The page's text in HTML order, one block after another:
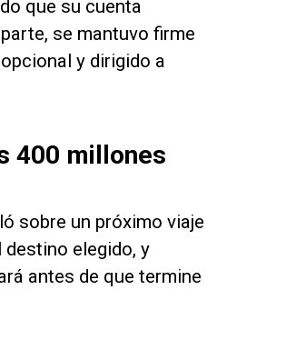
que su cuenta
se mantuvo firme
y dirigido a
400 millones
sobre un próximo viaje
destino elegido, y
antes de que termine